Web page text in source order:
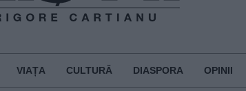
VIAȚA CULTURĂ DIASPORA OPINII